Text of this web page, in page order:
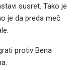
susret. Tako je
je da preda meč
protiv Bena